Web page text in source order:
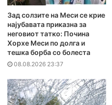
Зад солзите на Меси се крие
најубавата приказна за
неговиот татко: Почина
Хорхе Меси по долга и
тешка борба со болеста
08.08.2026 23:37